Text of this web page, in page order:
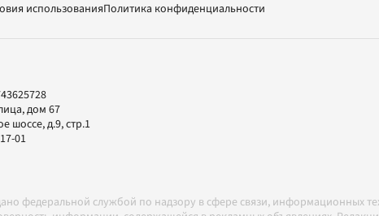
использованияПолитика конфиденциальности
дом 67
шоссе, д.9, стр.1
01
федеральной службой по надзору в сфере связи, информационных